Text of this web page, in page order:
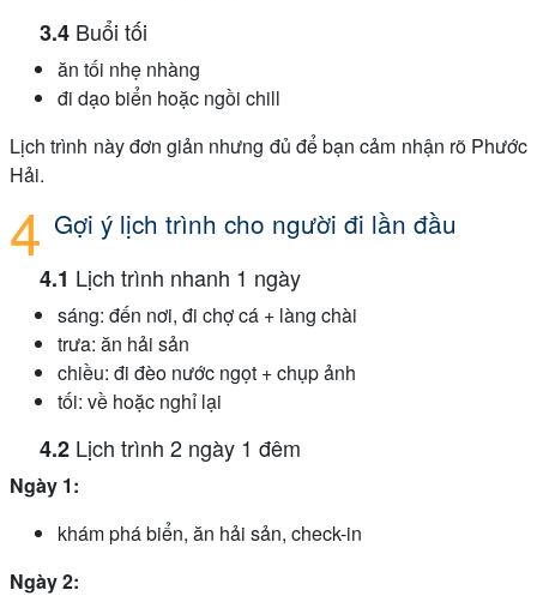
Buổi tối
ăn tối nhẹ nhàng
đi dạo biển hoặc ngồi chill
Lịch trình này đơn giản nhưng đủ để bạn cảm nhận rõ Phước
Hải.
Gợi ý lịch trình cho người đi lần đầu
Lịch trình nhanh 1 ngày
sáng: đến nơi, đi chợ cá + làng chài
trưa: ăn hải sản
chiều: đi đèo nước ngọt + chụp ảnh
tối: về hoặc nghỉ lại
Lịch trình 2 ngày 1 đêm
Ngày 1:
khám phá biển, ăn hải sản, check-in
Ngày 2: